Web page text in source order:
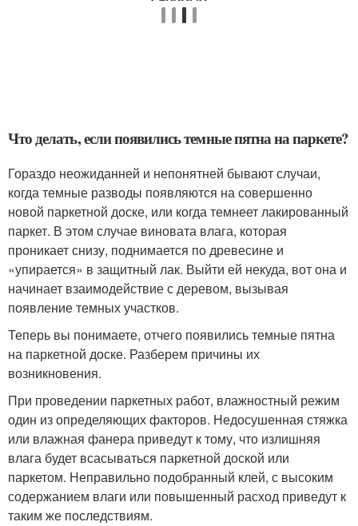
Что делать, если появились темные пятна на паркете?
Гораздо неожиданней и непонятней бывают случаи,
когда темные разводы появляются на совершенно
новой паркетной доске, или когда темнеет лакированный
паркет. В этом случае виновата влага, которая
проникает снизу, поднимается по древесине и
«упирается» в защитный лак. Выйти ей некуда, вот она и
начинает взаимодействие с деревом, вызывая
появление темных участков.
Теперь вы понимаете, отчего появились темные пятна
на паркетной доске. Разберем причины их
возникновения.
При проведении паркетных работ, влажностный режим
один из определяющих факторов. Недосушенная стяжка
или влажная фанера приведут к тому, что излишняя
влага будет всасываться паркетной доской или
паркетом. Неправильно подобранный клей, с высоким
содержанием влаги или повышенный расход приведут к
таким же последствиям.